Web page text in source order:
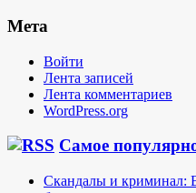
Мета
Войти
Лента записей
Лента комментариев
WordPress.org
Самое
Скандалы и криминал: